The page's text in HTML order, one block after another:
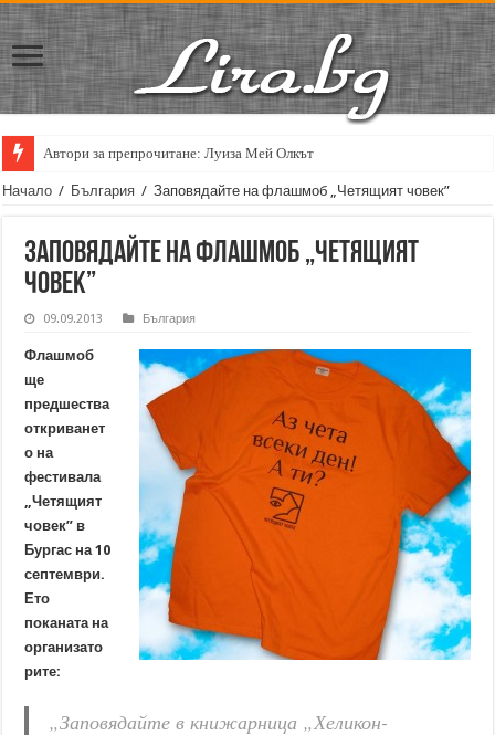
Автори за препрочитане: Луиза Мей Олкът
Начало / България / Заповядайте на флашмоб „Четящият човек”
Заповядайте на флашмоб „Четящият
човек”
09.09.2013 България
Флашмоб
ще
предшества
откриванет
о на
фестивала
„Четящият
човек” в
Бургас на 10
септември.
Ето
поканата на
организато
рите:
„Заповядайте в книжарница „Хеликон-